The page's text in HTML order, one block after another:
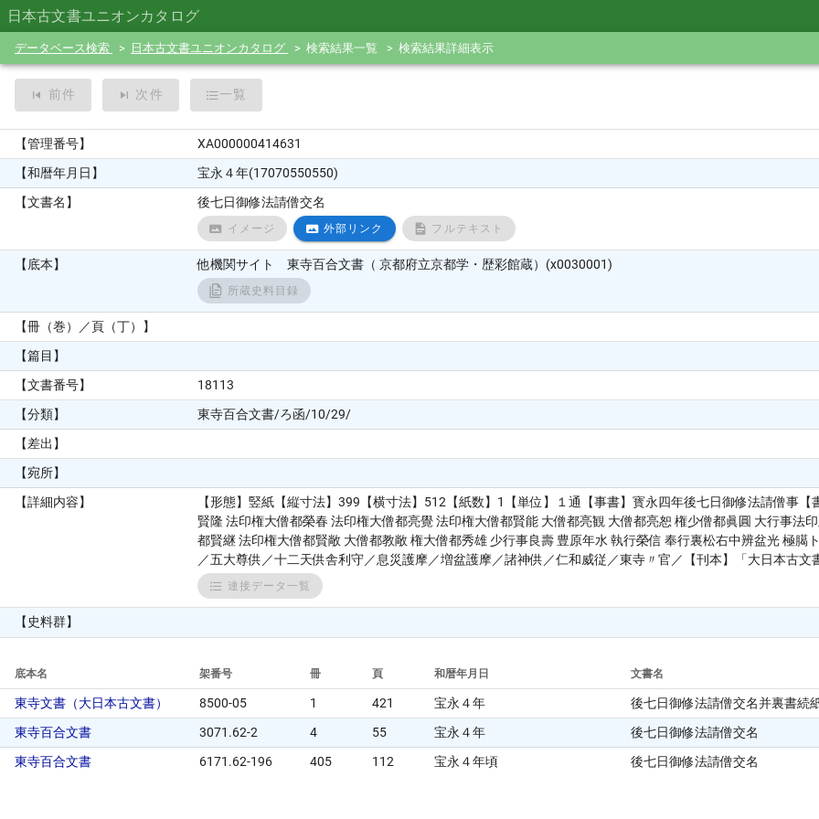
日本古文書ユニオンカタログ
データベース検索 日本古文書ユニオンカタログ 検索結果一覧 検索結果詳細表示
前件 次件 一覧
【管理番号】
XA000000414631
【和暦年月日】
宝永４年(17070550550)
【文書名】
後七日御修法請僧交名
イメージ 外部リンク フルテキスト
【底本】 他機関サイト 東寺百合文書（ 京都府立京都学・歴彩館蔵）(x0030001)
所蔵史料目録
【冊（巻）／頁（丁）】
【篇目】
【文書番号】
18113
【分類】
東寺百合文書/ろ函/10/29/
【差出】
【宛所】
【詳細内容】
【形態】竪紙【縦寸法】399【横寸法】512【紙数】1【単位】１通【事書】寳永四年後七日御修法請僧事
賢隆 法印権大僧都榮春 法印権大僧都亮覺 法印権大僧都賢能 大僧都亮観 大僧都亮恕 権少僧都眞圓 大行事法
都賢継 法印権大僧都賢敞 大僧都教敞 権大僧都秀雄 少行事良壽 豊原年水 執行榮信 奉行裏松右中辨盆光 極
／五大尊供／十二天供舎利守／息災護摩／増盆護摩／諸神供／仁和威従／東寺〃官／【刊本】「大日本古
連接データ一覧
【史料群】
底本名 架番号 冊 頁 和暦年月日 文書名
東寺文書（大日本古文書） 8500-05 1 421 宝永４年
後七日御修法請僧交名并裏書続
東寺百合文書
3071.62-2 4 55 宝永４年
後七日御修法請僧交名
東寺百合文書
6171.62-196 405 112 宝永４年頃 後七日御修法請僧交名